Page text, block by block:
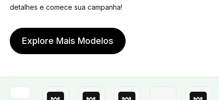
detalhes e comece sua campanha!
Explore Mais Modelos